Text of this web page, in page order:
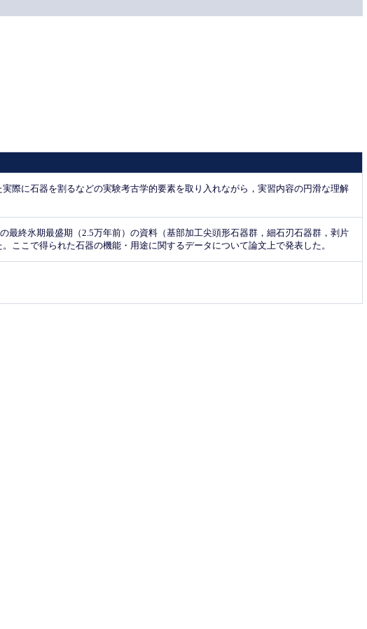
際に石器を割るなどの実験考古学的要素を取り入れながら，実習内容の円滑な理解
終氷期最盛期（2.5万年前）の資料（基部加工尖頭形石器群，細石刃石器群，剥片
ここで得られた石器の機能・用途に関するデータについて論文上で発表した。